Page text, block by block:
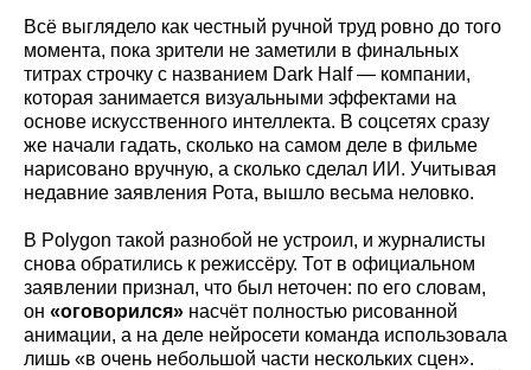
Всё выглядело как честный ручной труд ровно до того
момента, пока зрители не заметили в финальных
титрах строчку с названием Dark Half — компании,
которая занимается визуальными эффектами на
основе искусственного интеллекта. В соцсетях сразу
же начали гадать, сколько на самом деле в фильме
нарисовано вручную, а сколько сделал ИИ. Учитывая
недавние заявления Рота, вышло весьма неловко.
В Polygon такой разнобой не устроил, и журналисты
снова обратились к режиссёру. Тот в официальном
заявлении признал, что был неточен: по его словам,
он «оговорился» насчёт полностью рисованной
анимации, а на деле нейросети команда использовала
лишь «в очень небольшой части нескольких сцен».